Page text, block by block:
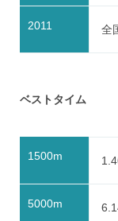
2011 全
ベストタイム
1500m
5000m